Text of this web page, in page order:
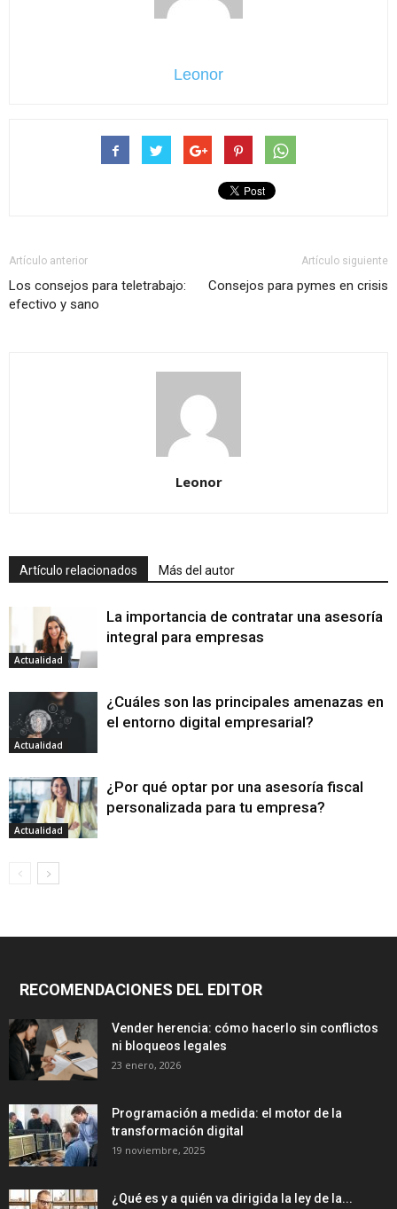
Leonor
Artículo anterior
Los consejos para teletrabajo:
efectivo y sano
Artículo siguiente
Consejos para pymes en crisis
Leonor
Artículo relacionados Más del autor
Actualidad
La importancia de contratar una asesoría
integral para empresas
Actualidad
¿Cuáles son las principales amenazas en
el entorno digital empresarial?
Actualidad
¿Por qué optar por una asesoría fiscal
personalizada para tu empresa?
RECOMENDACIONES DEL EDITOR
Vender herencia: cómo hacerlo sin conflictos
ni bloqueos legales
23 enero, 2026
Programación a medida: el motor de la
transformación digital
19 noviembre, 2025
¿Qué es y a quién va dirigida la ley de la...